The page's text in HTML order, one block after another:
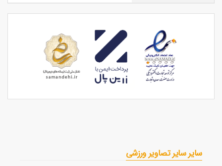
سایر سایر تصاویر ورزشی